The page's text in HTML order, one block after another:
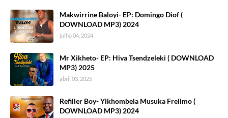
Makwirrine Baloyi- EP: Domingo Diof (
DOWNLOAD MP3) 2024
julho 04, 2024
Mr Xikheto- EP: Hiva Tsendzeleki ( DOWNLOAD
MP3) 2025
abril 03, 2025
Refiller Boy- Yikhombela Musuka Frelimo (
DOWNLOAD MP3) 2024